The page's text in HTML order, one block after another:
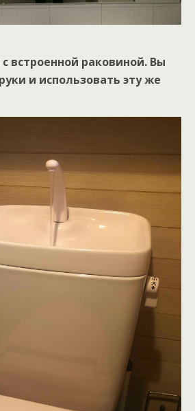
встроенной раковиной. Вы
и использовать эту же